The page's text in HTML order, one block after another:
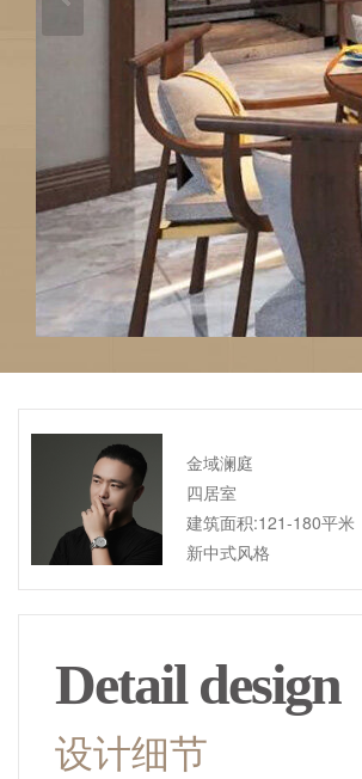
金域澜庭
四居室
建筑面积:121-180平米
新中式风格
Detail design
设计细节